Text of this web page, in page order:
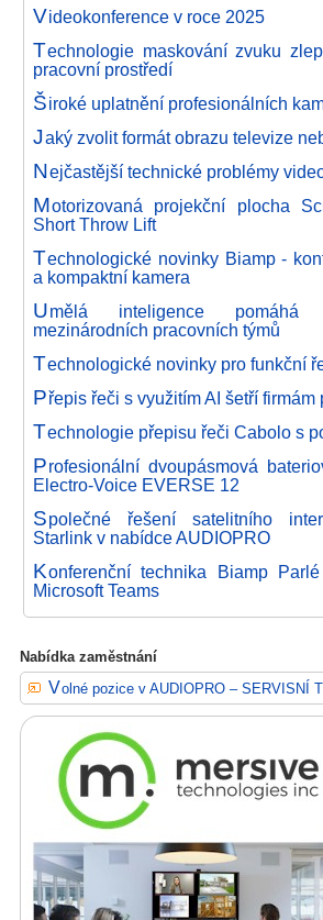
Videokonference v roce 2025
Technologie maskování zvuku
pracovní prostředí
Široké uplatnění profesionálních
Jaký zvolit formát obrazu televize
Nejčastější technické problémy
Motorizovaná projekční plocha
Short Throw Lift
Technologické novinky Biamp -
a kompaktní kamera
Umělá inteligence pomáhá
mezinárodních pracovních týmů
Technologické novinky pro funkční
Přepis řeči s využitím AI šetří firmám
Technologie přepisu řeči Cabolo s
Profesionální dvoupásmová
Electro-Voice EVERSE 12
Společné řešení satelitního
Starlink v nabídce AUDIOPRO
Konferenční technika Biamp
Microsoft Teams
Nabídka zaměstnání
Volné pozice v AUDIOPRO – SERVISNÍ